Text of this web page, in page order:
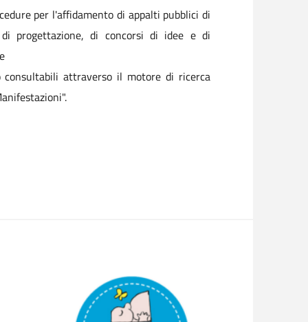
per l'affidamento di appalti pubblici di
progettazione, di concorsi di idee e di
attraverso il motore di ricerca